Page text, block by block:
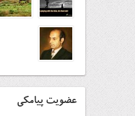
عضویت پیامکی